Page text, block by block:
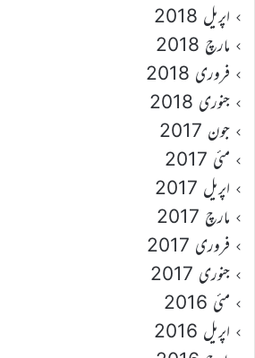
اپریل 2018
مارچ 2018
فروری 2018
جنوری 2018
جون 2017
مئی 2017
اپریل 2017
مارچ 2017
فروری 2017
جنوری 2017
مئی 2016
اپریل 2016